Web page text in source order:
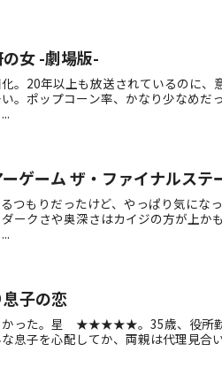
の女 -劇場版-
。20年以上も放送されているのに、
。ポップコーン率、かなり少なめだ
ーゲーム ザ・ファイナルステ
つもりだったけど、やっぱり気にな
ークさや奥深さはカイジの方が上か
息子の恋
かった。星 ★★★★★。35歳、役所勤
息子を心配してか、両親は代理見合